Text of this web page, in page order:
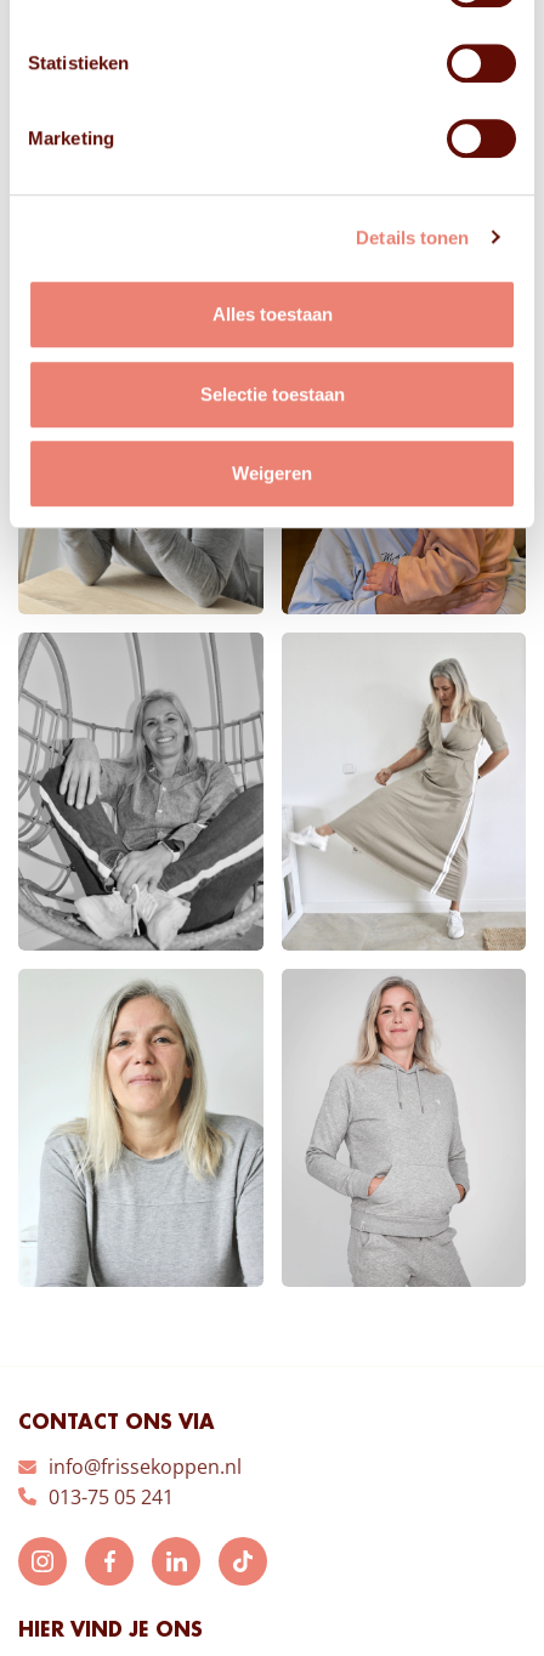
Statistieken
Marketing
Details tonen
Alles toestaan
Selectie toestaan
Weigeren
CONTACT ONS VIA
info@frissekoppen.nl
013-75 05 241
HIER VIND JE ONS